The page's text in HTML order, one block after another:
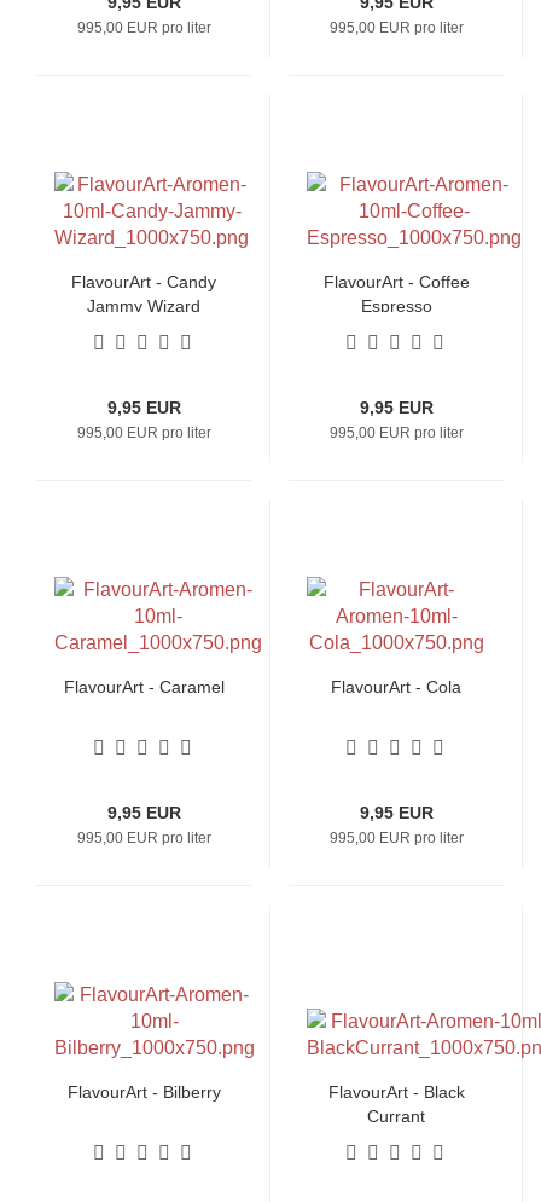
995,00 EUR pro liter 995,00 EUR pro liter
FlavourArt - Candy
Jammy Wizard
9,95 EUR
995,00 EUR pro liter
FlavourArt - Coffee
Espresso
9,95 EUR
995,00 EUR pro liter
FlavourArt - Caramel
9,95 EUR
995,00 EUR pro liter
FlavourArt - Cola
9,95 EUR
995,00 EUR pro liter
FlavourArt - Bilberry
FlavourArt - Black
Currant